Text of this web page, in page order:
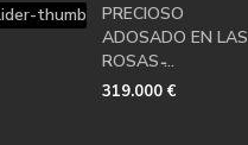
PRECIOSO
ADOSADO EN LAS
ROSAS ̵...
319.000 €